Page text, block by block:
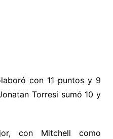
con 11 puntos y 9
Torresi sumó 10 y
con Mitchell como